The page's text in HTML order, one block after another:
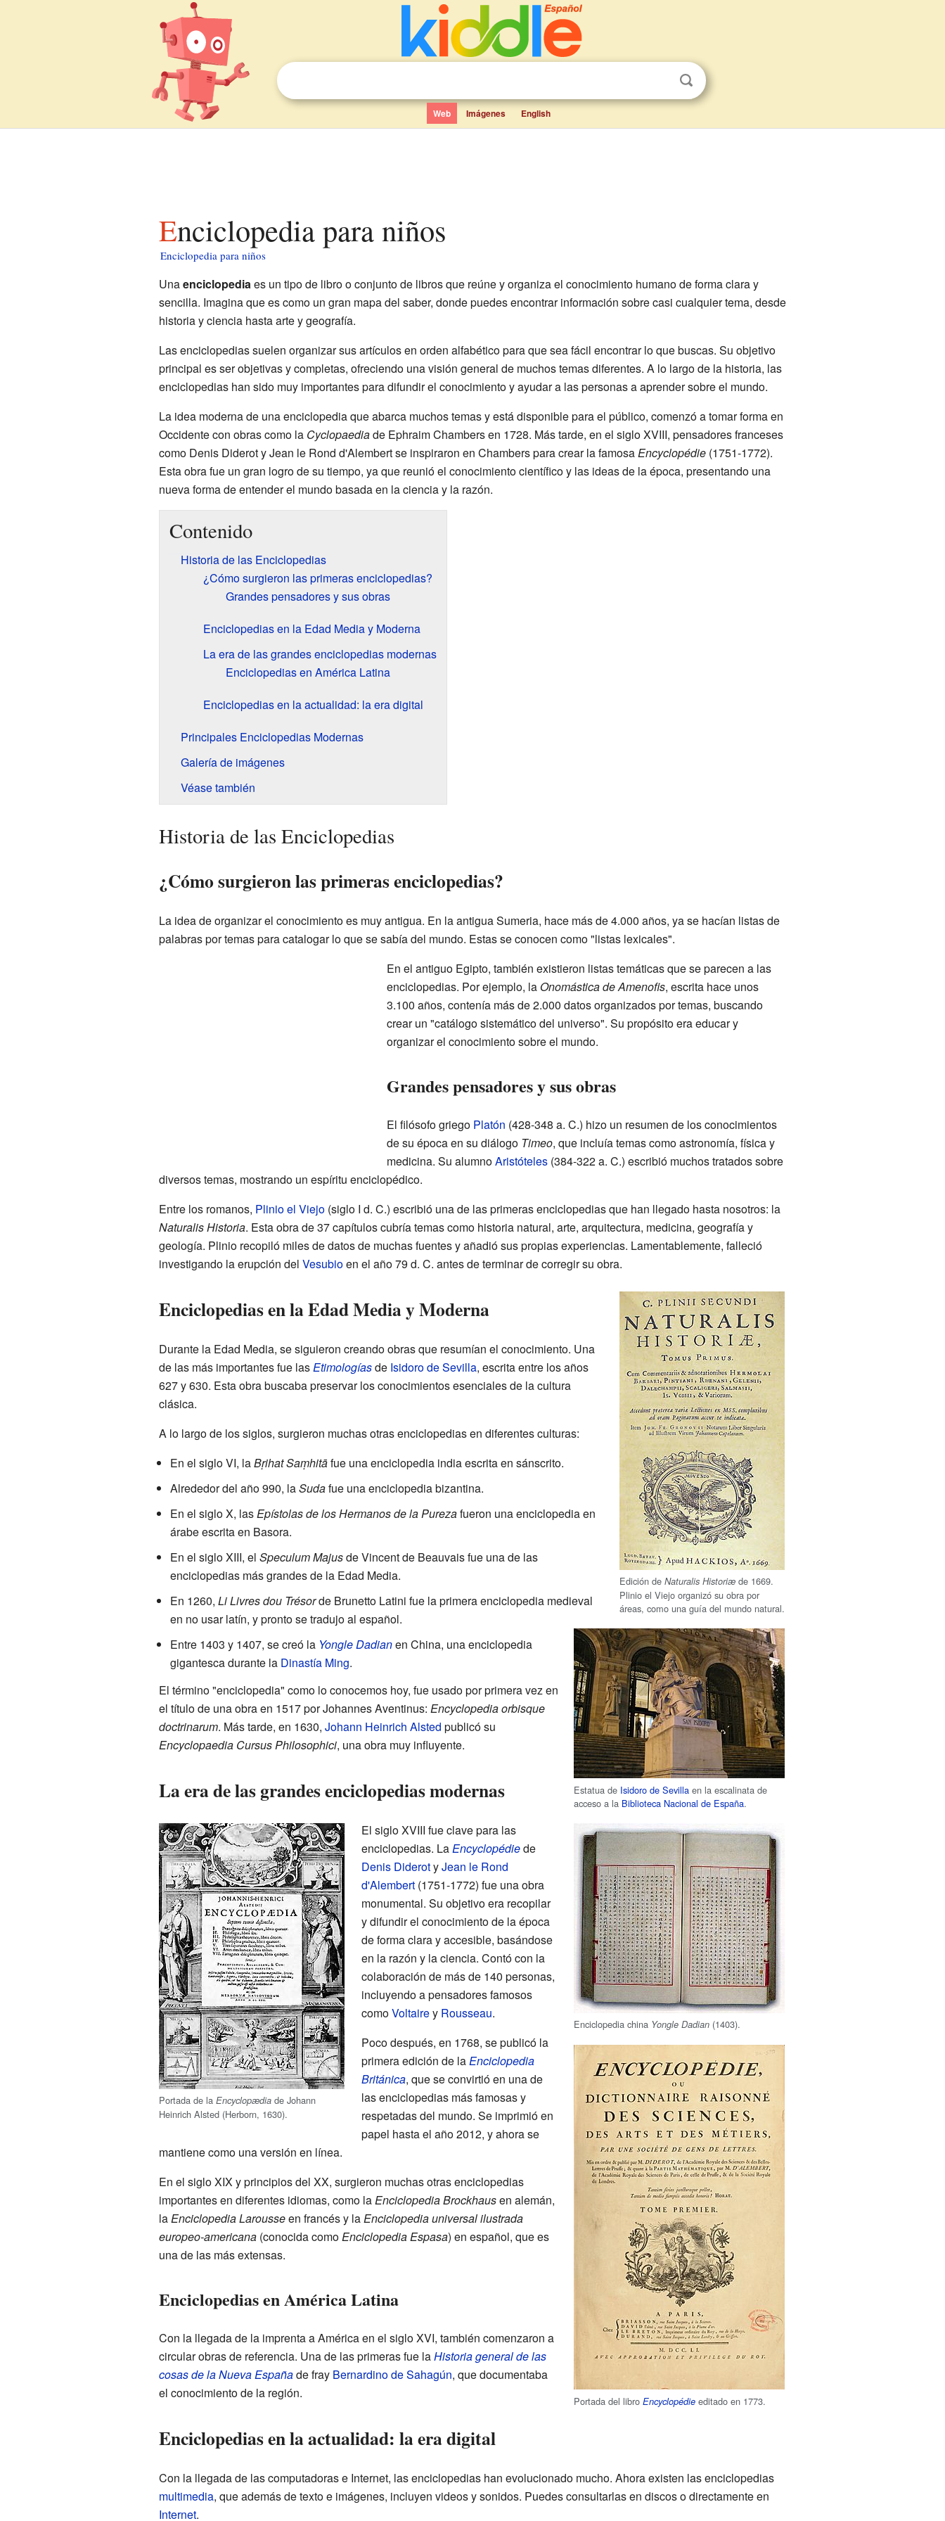
Web Imágenes English
Enciclopedia para niños
Enciclopedia para niños
Unaenciclopediaes un tipo de libro o conjunto de libros que reúne y organiza el conocimiento humano de forma clara y
sencilla. Imagina que es como un gran mapa del saber, donde puedes encontrar información sobre casi cualquier tema, desde
historia y ciencia hasta arte y geografía.
Las enciclopedias suelen organizar sus artículos en orden alfabético para que sea fácil encontrar lo que buscas. Su objetivo
principal es ser objetivas y completas, ofreciendo una visión general de muchos temas diferentes. A lo largo de la historia, las
enciclopedias han sido muy importantes para difundir el conocimiento y ayudar a las personas a aprender sobre el mundo.
La idea moderna de una enciclopedia que abarca muchos temas y está disponible para el público, comenzó a tomar forma en
Occidente con obras como la Cyclopaediade Ephraim Chambers en 1728. Más tarde, en el siglo XVIII, pensadores franceses
como Denis Diderot y Jean le Rond d'Alembert se inspiraron en Chambers para crear la famosaEncyclopédie(1751-1772).
Esta obra fue un gran logro de su tiempo, ya que reunió el conocimiento científico y las ideas de la época, presentando una
nueva forma de entender el mundo basada en la ciencia y la razón.
Contenido
Historia de las Enciclopedias
¿Cómo surgieron las primeras enciclopedias?
Grandes pensadores y sus obras
Enciclopedias en la Edad Media y Moderna
La era de las grandes enciclopedias modernas
Enciclopedias en América Latina
Enciclopedias en la actualidad: la era digital
Principales Enciclopedias Modernas
Galería de imágenes
Véase también
Historia de las Enciclopedias
¿Cómo surgieron las primeras enciclopedias?
La idea de organizar el conocimiento es muy antigua. En la antigua Sumeria, hace más de 4.000 años, ya se hacían listas de
palabras por temas para catalogar lo que se sabía del mundo. Estas se conocen como "listas lexicales".
En el antiguo Egipto, también existieron listas temáticas que se parecen a las
enciclopedias. Por ejemplo, la Onomástica de Amenofis, escrita hace unos
3.100 años, contenía más de 2.000 datos organizados por temas, buscando
crear un "catálogo sistemático del universo". Su propósito era educar y
organizar el conocimiento sobre el mundo.
Grandes pensadores y sus obras
El filósofo griego Platón (428-348 a. C.) hizo un resumen de los conocimientos
de su época en su diálogo Timeo, que incluía temas como astronomía, física y
medicina. Su alumnoAristóteles(384-322 a. C.) escribió muchos tratados sobre
diversos temas, mostrando un espíritu enciclopédico.
Entre los romanos, Plinio el Viejo(siglo I d. C.) escribió una de las primeras enciclopedias que han llegado hasta nosotros: la
Naturalis Historia. Esta obra de 37 capítulos cubría temas como historia natural, arte, arquitectura, medicina, geografía y
geología. Plinio recopiló miles de datos de muchas fuentes y añadió sus propias experiencias. Lamentablemente, falleció
investigando la erupción del Vesubioen el año 79 d. C. antes de terminar de corregir su obra.
Edición deNaturalis Historiæ de 1669.
Plinio el Viejo organizó su obra por
áreas, como una guía del mundo natural.
Enciclopedias en la Edad Media y Moderna
Durante la Edad Media, se siguieron creando obras que resumían el conocimiento. Una
de las más importantes fue lasEtimologíasde Isidoro de Sevilla, escrita entre los años
627 y 630. Esta obra buscaba preservar los conocimientos esenciales de la cultura
clásica.
Estatua de Isidoro de Sevilla en la escalinata de
acceso a la Biblioteca Nacional de España.
A lo largo de los siglos, surgieron muchas otras enciclopedias en diferentes culturas:
En el siglo VI, laBṛihat Saṃhitāfue una enciclopedia india escrita en sánscrito.
Alrededor del año 990, laSudafue una enciclopedia bizantina.
En el siglo X, lasEpístolas de los Hermanos de la Purezafueron una enciclopedia en
árabe escrita en Basora.
En el siglo XIII, el Speculum Majusde Vincent de Beauvais fue una de las
enciclopedias más grandes de la Edad Media.
En 1260, Li Livres dou Trésorde Brunetto Latini fue la primera enciclopedia medieval
en no usar latín, y pronto se tradujo al español.
Entre 1403 y 1407, se creó la Yongle Dadianen China, una enciclopedia
gigantesca durante la Dinastía Ming.
Enciclopedia china Yongle Dadian (1403).
El término "enciclopedia" como lo conocemos hoy, fue usado por primera vez en
el título de una obra en 1517 por Johannes Aventinus: Encyclopedia orbisque
doctrinarum. Más tarde, en 1630, Johann Heinrich Alsted publicó su
Encyclopaedia Cursus Philosophici, una obra muy influyente.
Portada de la Encyclopædiade Johann
Heinrich Alsted (Herborn, 1630).
La era de las grandes enciclopedias modernas
El siglo XVIII fue clave para las
enciclopedias. LaEncyclopédiede
Denis DiderotyJean le Rond
d'Alembert(1751-1772) fue una obra
monumental. Su objetivo era recopilar
y difundir el conocimiento de la época
de forma clara y accesible, basándose
en la razón y la ciencia. Contó con la
colaboración de más de 140 personas,
incluyendo a pensadores famosos
comoVoltairey Rousseau.
Portada del libroEncyclopédie editado en 1773.
Poco después, en 1768, se publicó la
primera edición de laEnciclopedia
Británica, que se convirtió en una de
las enciclopedias más famosas y
respetadas del mundo. Se imprimió en
papel hasta el año 2012, y ahora se
mantiene como una versión en línea.
En el siglo XIX y principios del XX, surgieron muchas otras enciclopedias
importantes en diferentes idiomas, como laEnciclopedia Brockhausen alemán,
laEnciclopedia Larousseen francés y laEnciclopedia universal ilustrada
europeo-americana(conocida comoEnciclopedia Espasa) en español, que es
una de las más extensas.
Enciclopedias en América Latina
Con la llegada de la imprenta a América en el siglo XVI, también comenzaron a
circular obras de referencia. Una de las primeras fue laHistoria general de las
cosas de la Nueva Españade fray Bernardino de Sahagún, que documentaba
el conocimiento de la región.
Enciclopedias en la actualidad: la era digital
Con la llegada de las computadoras e Internet, las enciclopedias han evolucionado mucho. Ahora existen las enciclopedias
multimedia, que además de texto e imágenes, incluyen videos y sonidos. Puedes consultarlas en discos o directamente en
Internet.